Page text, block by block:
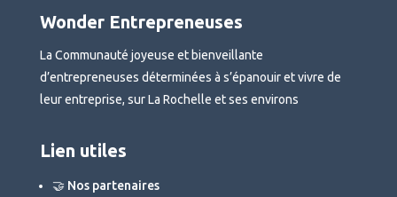
Wonder Entrepreneuses
La Communauté joyeuse et bienveillante
d’entrepreneuses déterminées à s’épanouir et vivre de
leur entreprise, sur La Rochelle et ses environs
Lien utiles
🤝 Nos partenaires